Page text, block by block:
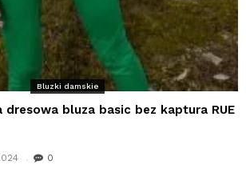
Bluzki damskie
bluza basic bez kaptura RUE
0